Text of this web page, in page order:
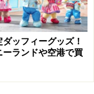
Sha Tsui
ッフィーグッズ！
ーランドや空港で買